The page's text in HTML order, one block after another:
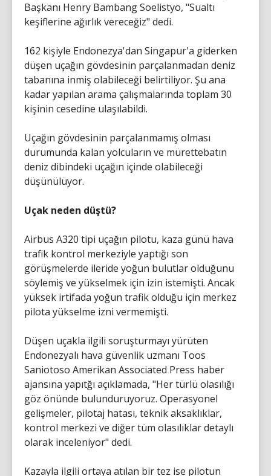
Başkanı Henry Bambang Soelistyo, "Sualtı
keşiflerine ağırlık vereceğiz" dedi.
162 kişiyle Endonezya'dan Singapur'a giderken
düşen uçağın gövdesinin parçalanmadan deniz
tabanına inmiş olabileceği belirtiliyor. Şu ana
kadar yapılan arama çalışmalarında toplam 30
kişinin cesedine ulaşılabildi.
Uçağın gövdesinin parçalanmamış olması
durumunda kalan yolcuların ve mürettebatın
deniz dibindeki uçağın içinde olabileceği
düşünülüyor.
Uçak neden düştü?
Airbus A320 tipi uçağın pilotu, kaza günü hava
trafik kontrol merkeziyle yaptığı son
görüşmelerde ileride yoğun bulutlar olduğunu
söylemiş ve yükselmek için izin istemişti. Ancak
yüksek irtifada yoğun trafik olduğu için merkez
pilota yükselme izni vermemişti.
Düşen uçakla ilgili soruşturmayı yürüten
Endonezyalı hava güvenlik uzmanı Toos
Saniotoso Amerikan Associated Press haber
ajansına yapıtğı açıklamada, "Her türlü olasılığı
göz önünde bulunduruyoruz. Operasyonel
gelişmeler, pilotaj hatası, teknik aksaklıklar,
kontrol merkezi ve diğer tüm olasılıklar detaylı
olarak inceleniyor" dedi.
Kazayla ilgili ortaya atılan bir tez ise pilotun